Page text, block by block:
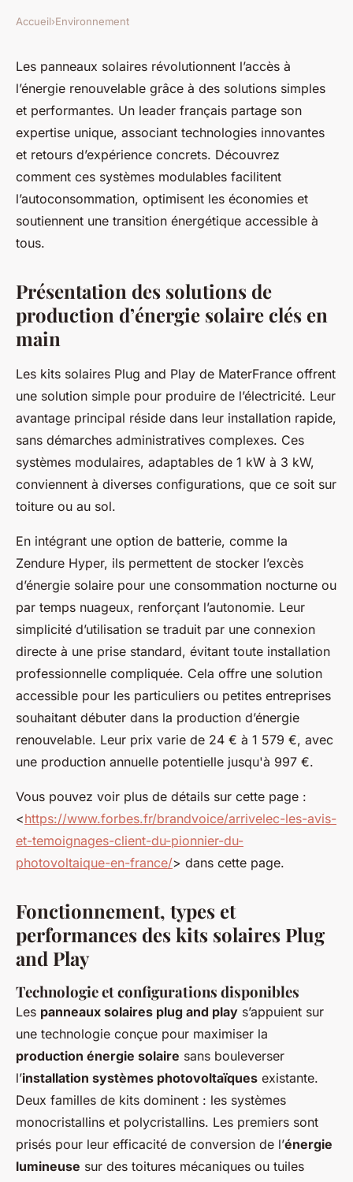
Panneaux solaires : expertises
et témoignages d'un leader
français
Héloïse•14 octobre 2025• 4 min de lecture
Accueil›Environnement
Les panneaux solaires révolutionnent l’accès à
l’énergie renouvelable grâce à des solutions simples
et performantes. Un leader français partage son
expertise unique, associant technologies innovantes
et retours d’expérience concrets. Découvrez
comment ces systèmes modulables facilitent
l’autoconsommation, optimisent les économies et
soutiennent une transition énergétique accessible à
tous.
Présentation des solutions de
production d’énergie solaire clés en
main
Les kits solaires Plug and Play de MaterFrance offrent
une solution simple pour produire de l’électricité. Leur
avantage principal réside dans leur installation rapide,
sans démarches administratives complexes. Ces
systèmes modulaires, adaptables de 1 kW à 3 kW,
conviennent à diverses configurations, que ce soit sur
toiture ou au sol.
En intégrant une option de batterie, comme la
Zendure Hyper, ils permettent de stocker l’excès
d’énergie solaire pour une consommation nocturne ou
par temps nuageux, renforçant l’autonomie. Leur
simplicité d’utilisation se traduit par une connexion
directe à une prise standard, évitant toute installation
professionnelle compliquée. Cela offre une solution
accessible pour les particuliers ou petites entreprises
souhaitant débuter dans la production d’énergie
renouvelable. Leur prix varie de 24 € à 1 579 €, avec
une production annuelle potentielle jusqu'à 997 €.
Vous pouvez voir plus de détails sur cette page :
<https://www.forbes.fr/brandvoice/arrivelec-les-avis-
et-temoignages-client-du-pionnier-du-
photovoltaique-en-france/> dans cette page.
Fonctionnement, types et
performances des kits solaires Plug
and Play
Technologie et configurations disponibles
Les panneaux solaires plug and play s’appuient sur
une technologie conçue pour maximiser la
production énergie solaire sans bouleverser
l’installation systèmes photovoltaïques existante.
Deux familles de kits dominent : les systèmes
monocristallins et polycristallins. Les premiers sont
prisés pour leur efficacité de conversion de l’énergie
lumineuse sur des toitures mécaniques ou tuiles